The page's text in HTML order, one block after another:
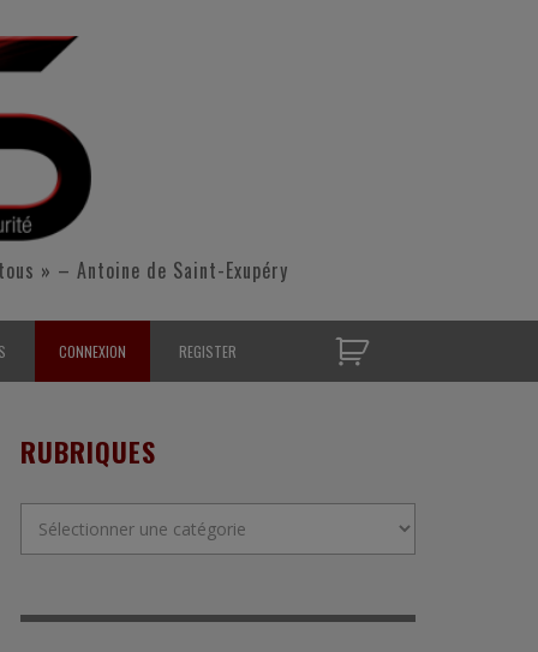
» – Antoine de Saint-Exupéry
CONTACTER
CONNEXION REGISTER
RUBRIQUES